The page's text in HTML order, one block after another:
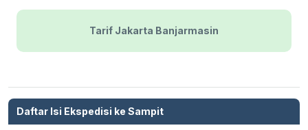
Tarif Jakarta Banjarmasin
Daftar Isi Ekspedisi ke Sampit